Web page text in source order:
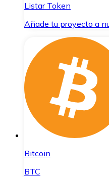
Listar Token
Añade tu proyecto a
Bitcoin
BTC